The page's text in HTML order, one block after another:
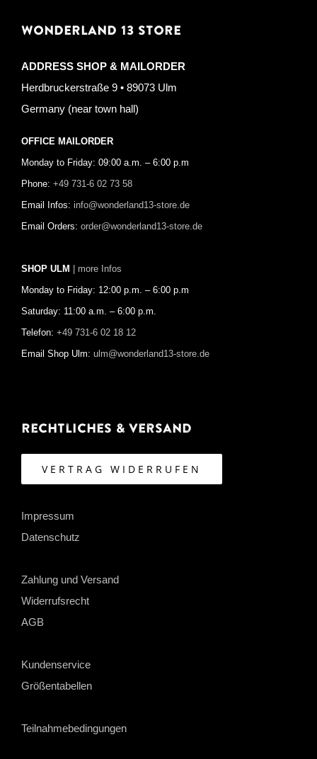
WONDERLAND 13 STORE
ADDRESS SHOP & MAILORDER
Herdbruckerstraße 9 • 89073 Ulm
Germany (near town hall)
OFFICE MAILORDER
Monday to Friday: 09:00 a.m. – 6:00 p.m
Phone: +49 731-6 02 73 58
Email Infos: info@wonderland13-store.de
Email Orders: order@wonderland13-store.de
SHOP ULM | more Infos
Monday to Friday: 12:00 p.m. – 6:00 p.m
Saturday: 11:00 a.m. – 6:00 p.m.
Telefon: +49 731-6 02 18 12
Email Shop Ulm: ulm@wonderland13-store.de
Rechtliches & Versand
VERTRAG WIDERRUFEN
Impressum
Datenschutz
Zahlung und Versand
Widerrufsrecht
AGB
Kundenservice
Größentabellen
Teilnahmebedingungen